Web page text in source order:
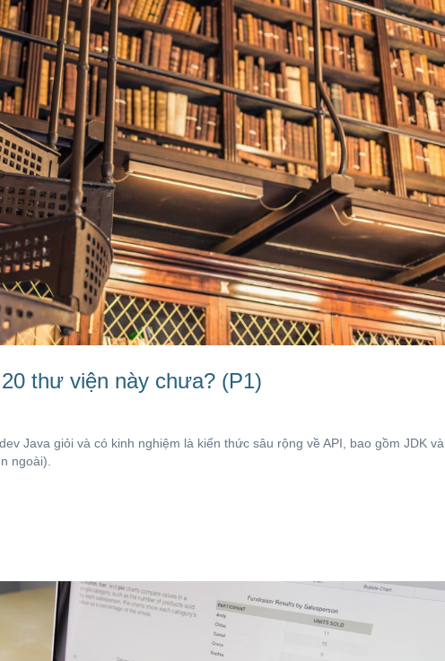
thư viện này chưa? (P1)
Java giỏi và có kinh nghiệm là kiến thức sâu rộng về API, bao gồm JDK và
ngoài).